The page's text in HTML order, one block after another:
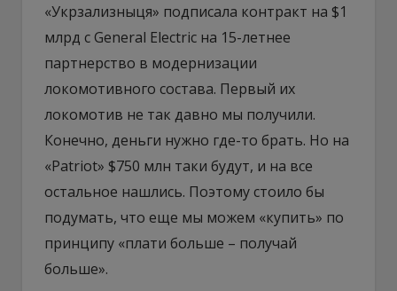
«Укрзализныця» подписала контракт на $1
млрд с General Electric на 15-летнее
партнерство в модернизации
локомотивного состава. Первый их
локомотив не так давно мы получили.
Конечно, деньги нужно где-то брать. Но на
«Patriot» $750 млн таки будут, и на все
остальное нашлись. Поэтому стоило бы
подумать, что еще мы можем «купить» по
принципу «плати больше – получай
больше».